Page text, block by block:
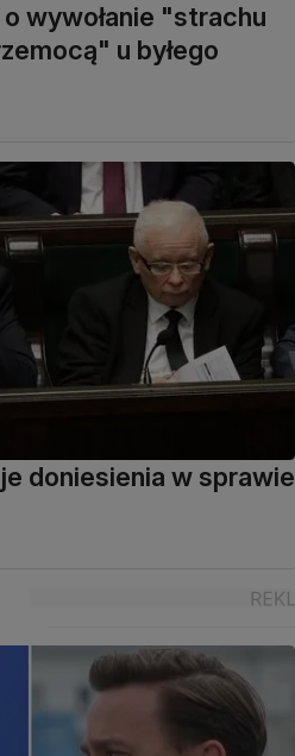
wywołanie "strachu
u byłego
doniesienia w sprawie